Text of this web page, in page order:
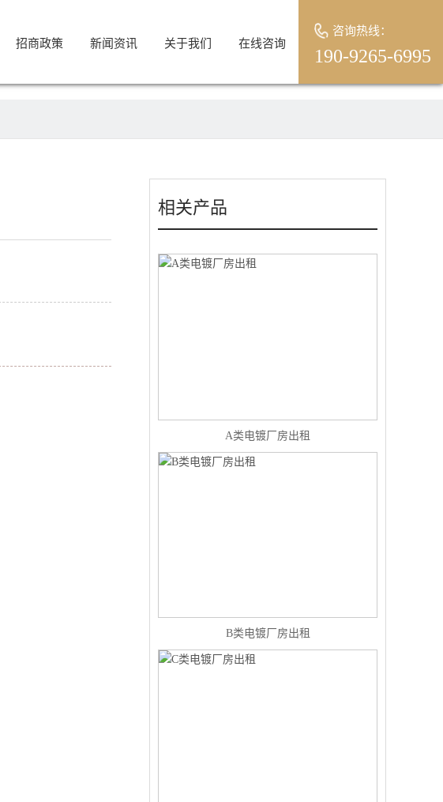
招商政策 新闻资讯 关于我们 在线咨询
咨询热线：
190-9265-6995
相关产品
A类电镀厂房出租
B类电镀厂房出租